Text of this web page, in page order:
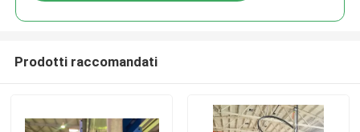
Prodotti raccomandati